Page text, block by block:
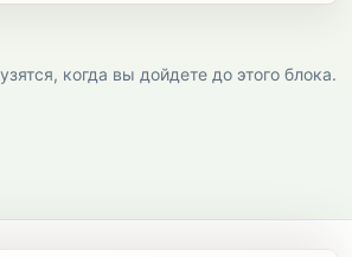
когда вы дойдете до этого блока.